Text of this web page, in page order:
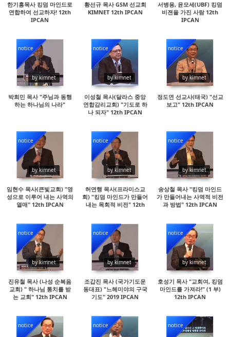
한기홍목사 킹덤 마인드로
연합하여 선교하자! 12th
IPCAN
황선규 목사 GSM 선교회
KIMNET 12th IPCAN
서병용, 윤모세(UBF) 킹덤
비젼을 가진 사람 12th
IPCAN
notice
by kimnet
15056
박희민 목사 "주님과 동행
하는 하나님의 나라"
notice
by kimnet
14880
이성철 목사(달라스 중앙
연합감리교회) "기도로 하
나 되자" 12th IPCAN
notice
by kimnet
63330
정도연 선교사(태국) "선교
보고" 12th IPCAN
notice
by kimnet
14442
임현수 목사(큰빛교회) "영
성으로 이루어 내는 사역의
열매" 12th IPCAN
notice
by kimnet
14876
허연행 목사(프라미스교
회) "킹덤 마인드가 만들어
내는 목회적 비전" 12th
notice
by kimnet
14689
송상철 목사 "킹덤 마인드
가 만들어내는 사역적 비전
과 방법" 12th IPCAN
notice
by kimnet
19380
진유철 목사 (나성 순복음
교회) " 하나님 통치를 받
는 교회" 12th IPCAN
notice
by kimnet
15606
조갑진 목사 (국가기도운
동대표) "느헤미야의 구국
기도" 2019 IPCAN
notice
by kimnet
14596
호성기 목사 "교회여, 킹덤
마인드를 가져라!" (1 부)
12th IPCAN
notice notice notice